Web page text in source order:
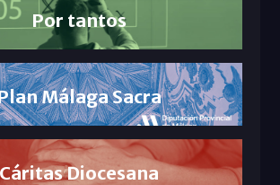
Por tantos
Málaga Sacra
Cáritas Diocesana